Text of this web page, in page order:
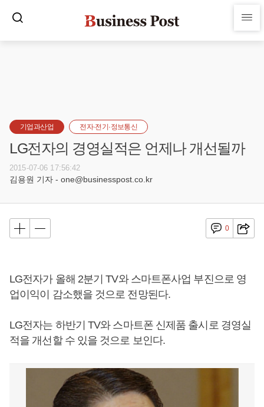
기업과산업 전자·전기·정보통신
LG전자의 경영실적은 언제나 개선될까
2015-07-06 17:56:42
김용원 기자 - one@businesspost.co.kr
0
LG전자가 올해 2분기 TV와 스마트폰사업 부진으로 영
업이익이 감소했을 것으로 전망된다.
LG전자는 하반기 TV와 스마트폰 신제품 출시로 경영실
적을 개선할 수 있을 것으로 보인다.